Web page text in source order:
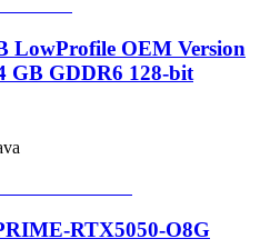
LowProfile OEM Version
GB GDDR6 128-bit
RTX5050-O8G